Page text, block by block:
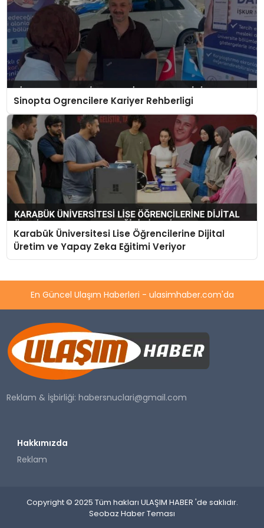
Sinopta Ogrencilere Kariyer Rehberligi
Karabük Üniversitesi Lise Öğrencilerine Dijital
Üretim ve Yapay Zeka Eğitimi Veriyor
En Güncel Ulaşım Haberleri - ulasimhaber.com'da
Reklam & İşbirliği:habersnuclari@gmail.com
Hakkımızda
Reklam
Copyright © 2025 Tüm hakları ULAŞIM HABER 'de saklıdır.
Seobaz Haber Teması